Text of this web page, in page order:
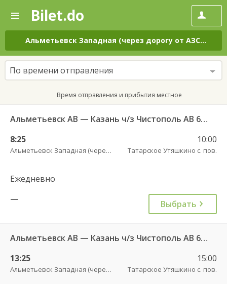
—
Поиск
и
покупка
билетов
на
автобус
онлайн
Bilet.do
Альметьевск Западная (через дорогу от АЗС Татнефть)
По времени отправления
Время отправления и прибытия местное
Альметьевск АВ — Казань ч/з Чистополь АВ 694
8:25
Альметьевск Западная (через дорогу от АЗС Татнефть)
10:00
Татарское Утяшкино с. пов.
Ежедневно
—
Выбрать
Альметьевск АВ — Казань ч/з Чистополь АВ 694
13:25
Альметьевск Западная (через дорогу от АЗС Татнефть)
15:00
Татарское Утяшкино с. пов.